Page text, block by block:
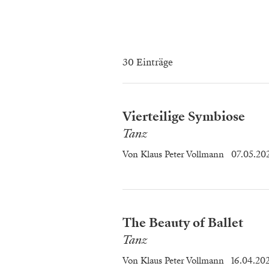
30 Einträge
Vierteilige Symbiose
Tanz
Von Klaus Peter Vollmann
The Beauty of Ballet
Tanz
Von Klaus Peter Vollmann